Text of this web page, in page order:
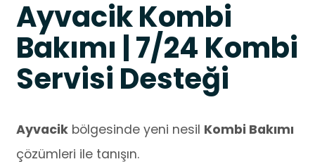
Ayvacik Kombi
Bakımı | 7/24 Kombi
Servisi Desteği
Ayvacik bölgesinde yeni nesil Kombi Bakımı
çözümleri ile tanışın.